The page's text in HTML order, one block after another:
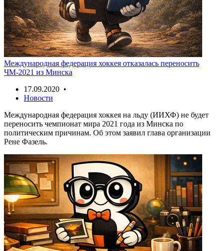
Международная федерация хоккея отказалась переносить
ЧМ-2021 из Минска
17.09.2020 •
Новости
Международная федерация хоккея на льду (ИИХФ) не будет
переносить чемпионат мира 2021 года из Минска по
политическим причинам. Об этом заявил глава организации
Рене Фазель.